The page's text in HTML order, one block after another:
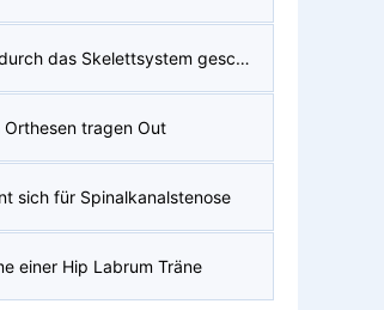
Ist Ihr Dünndarm durch das Skelettsystem geschützt?
Orthesen tragen Out
sich für Spinalkanalstenose
einer Hip Labrum Träne